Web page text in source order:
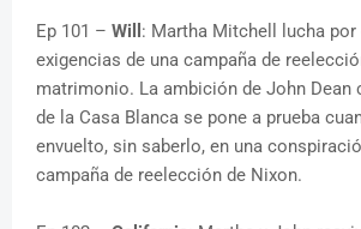
Ep 101 – Will : Martha Mitchell lucha
exigencias de una campaña de
matrimonio. La ambición de John Dean
de la Casa Blanca se pone a prueba
envuelto, sin saberlo, en una
campaña de reelección de Nixon.